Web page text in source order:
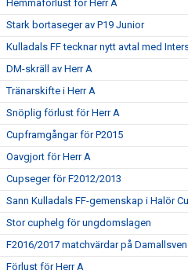
Hemmaförlust för Herr A
Stark bortaseger av P19 Junior
Kulladals FF tecknar nytt avtal med
DM-skräll av Herr A
Tränarskifte i Herr A
Snöplig förlust för Herr A
Cupframgångar för P2015
Oavgjort för Herr A
Cupseger för F2012/2013
Sann Kulladals FF-gemenskap i Halör
Stor cuphelg för ungdomslagen
F2016/2017 matchvärdar på
Förlust för Herr A